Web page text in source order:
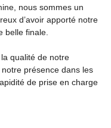
nous sommes un
d’avoir apporté notre
belle finale.
qualité de notre
présence dans les
de prise en charge